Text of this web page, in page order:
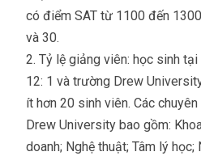
có điểm SAT từ 1100 đến
và 30.
Tỷ lệ giảng viên: học sinh
12: 1 và trường Drew
ít hơn 20 sinh viên. Các
Drew University bao gồm:
doanh; Nghệ thuật; Tâm lý